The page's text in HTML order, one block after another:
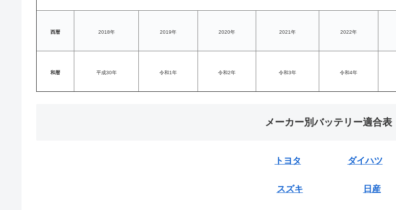
西暦 2018年 2019年 2020年 2021年 2022年
和暦 平成30年 令和1年 令和2年 令和3年 令和4年
メーカー別バッテリー適合表
トヨタ ダイハツ
スズキ 日産